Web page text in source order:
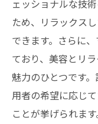
ェッショナルな技
ため、リラックス
できます。さらに
ており、美容とリ
魅力のひとつです
用者の希望に応じ
ことが挙げられま